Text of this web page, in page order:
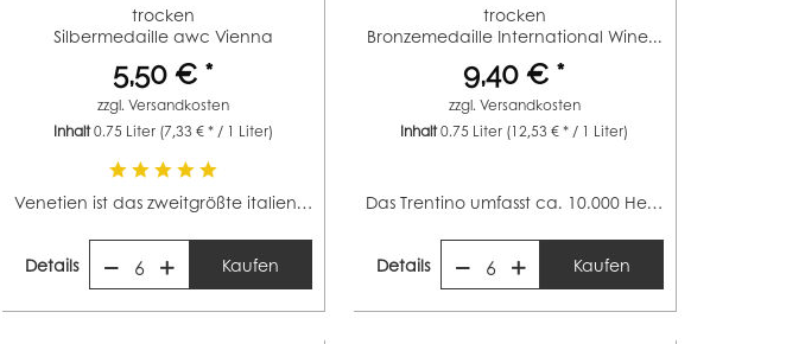
trocken
Silbermedaille awc Vienna
(Jahrgang 2023)...
5,50 € *
zzgl.Versandkosten
Inhalt0.75 Liter (7,33 € * / 1 Liter)
Venetien ist das zweitgrößte italienische Weinbaugebiet...
Details 6 Kaufen
trocken
Bronzemedaille International Wine...
9,40 € *
zzgl. Versandkosten
Inhalt0.75 Liter (12,53 € * / 1 Liter)
Das Trentino umfasst ca. 10.000 Hektar und ist somit...
Details 6 Kaufen